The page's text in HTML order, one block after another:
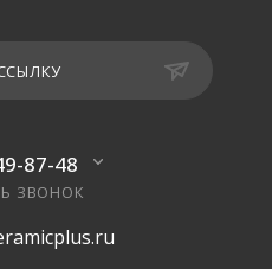
87-48
ЗВОНОК